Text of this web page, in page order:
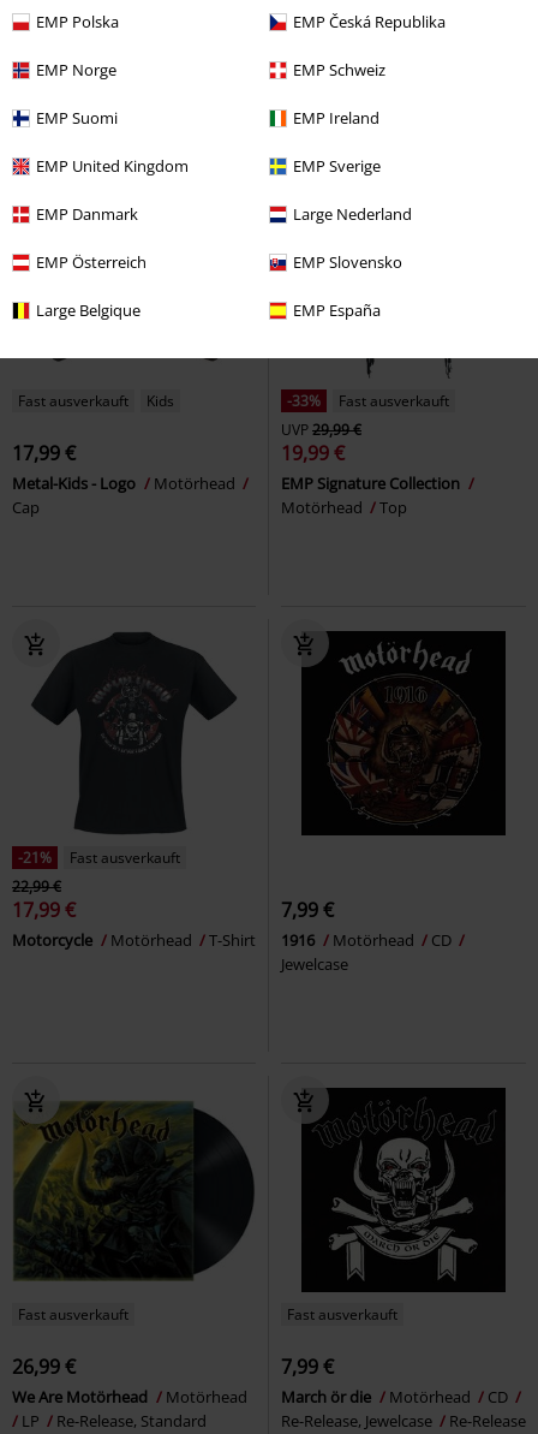
EMP Polska EMP Česká Republika
EMP Norge EMP Schweiz
EMP Suomi EMP Ireland
EMP United Kingdom EMP Sverige
EMP Danmark Large Nederland
EMP Österreich EMP Slovensko
Large Belgique EMP España
Iron Fist Motörhead Born To Lose
Motörhead
Fast ausverkauft Kids
17,99 €
Metal-Kids - Logo
Motörhead
Cap
-33%
Fast ausverkauft
UVP29,99 €
19,99 €
EMP Signature Collection
Motörhead
Top
-21%
Fast ausverkauft
22,99 €
17,99 €
Motorcycle Motörhead T-Shirt
7,99 €
1916 Motörhead
CD
Jewelcase
Fast ausverkauft
26,99 €
We Are Motörhead
Motörhead
LP
Re-Release, Standard
Fast ausverkauft
7,99 €
March ör die Motörhead
CD
Re-Release, Jewelcase
Re-Release